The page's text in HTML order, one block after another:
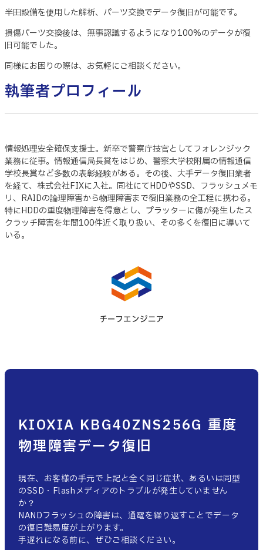
半田設備を使用した解析、パーツ交換でデータ復旧が可能です。
損傷パーツ交換後は、無事認識するようになり100%のデータが復
旧可能でした。
同様にお困りの際は、お気軽にご相談ください。
執筆者プロフィール
情報処理安全確保支援士。新卒で警察庁技官としてフォレンジック
業務に従事。情報通信局長賞をはじめ、警察大学校附属の情報通信
学校長賞など多数の表彰経験がある。その後、大手データ復旧業者
を経て、株式会社FIXに入社。同社にてHDDやSSD、フラッシュメモ
リ、RAIDの論理障害から物理障害まで復旧業務の全工程に携わる。
特にHDDの重度物理障害を得意とし、プラッターに傷が発生したス
クラッチ障害を年間100件近く取り扱い、その多くを復旧に導いて
いる。
チーフエンジニア
KIOXIA KBG40ZNS256G 重度
物理障害データ復旧
現在、お客様の手元で上記と全く同じ症状、あるいは同型
のSSD・Flashメディアのトラブルが発生していません
か？
NANDフラッシュの障害は、通電を繰り返すことでデータ
の復旧難易度が上がります。
手遅れになる前に、ぜひご相談ください。